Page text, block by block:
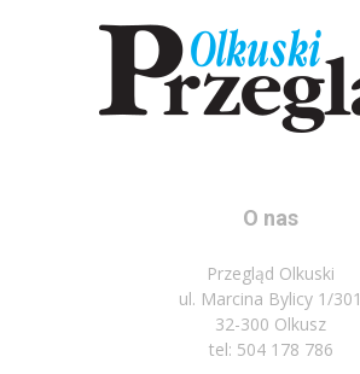
O nas
Przegląd Olkuski
ul. Marcina Bylicy 1/301
32-300 Olkusz
tel: 504 178 786